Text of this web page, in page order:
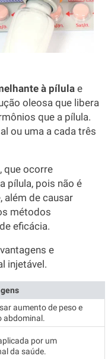
à pílula e
oleosa que libera
que a pílula.
ou uma a cada três
que ocorre
pílula, pois não é
além de causar
métodos
eficácia.
e
injetável.
aumento de peso e
abdominal.
por um
da saúde.